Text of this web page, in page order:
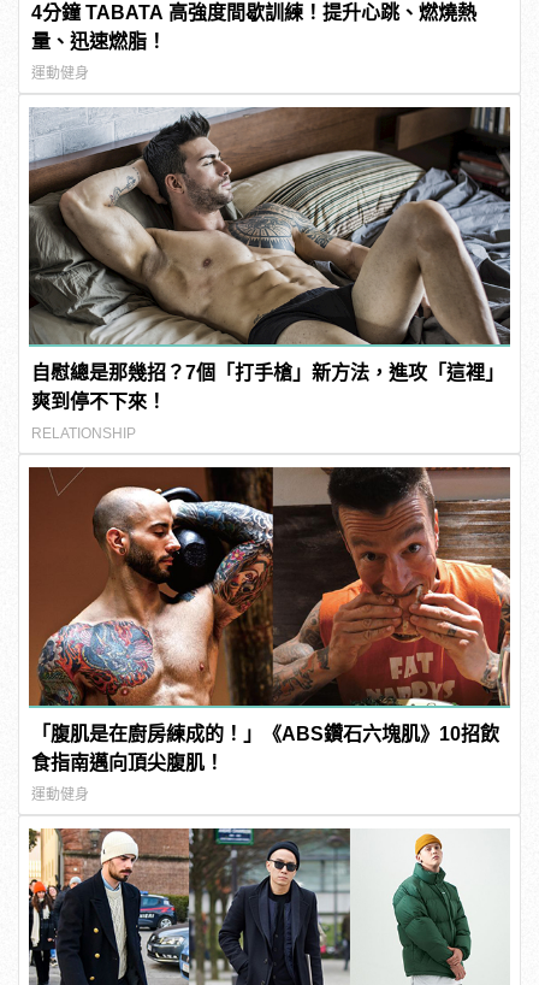
4分鐘 TABATA 高強度間歇訓練！提升心跳、燃燒熱
量、迅速燃脂！
運動健身
自慰總是那幾招？7個「打手槍」新方法，進攻「這裡」
爽到停不下來！
RELATIONSHIP
「腹肌是在廚房練成的！」《ABS鑽石六塊肌》10招飲
食指南邁向頂尖腹肌！
運動健身